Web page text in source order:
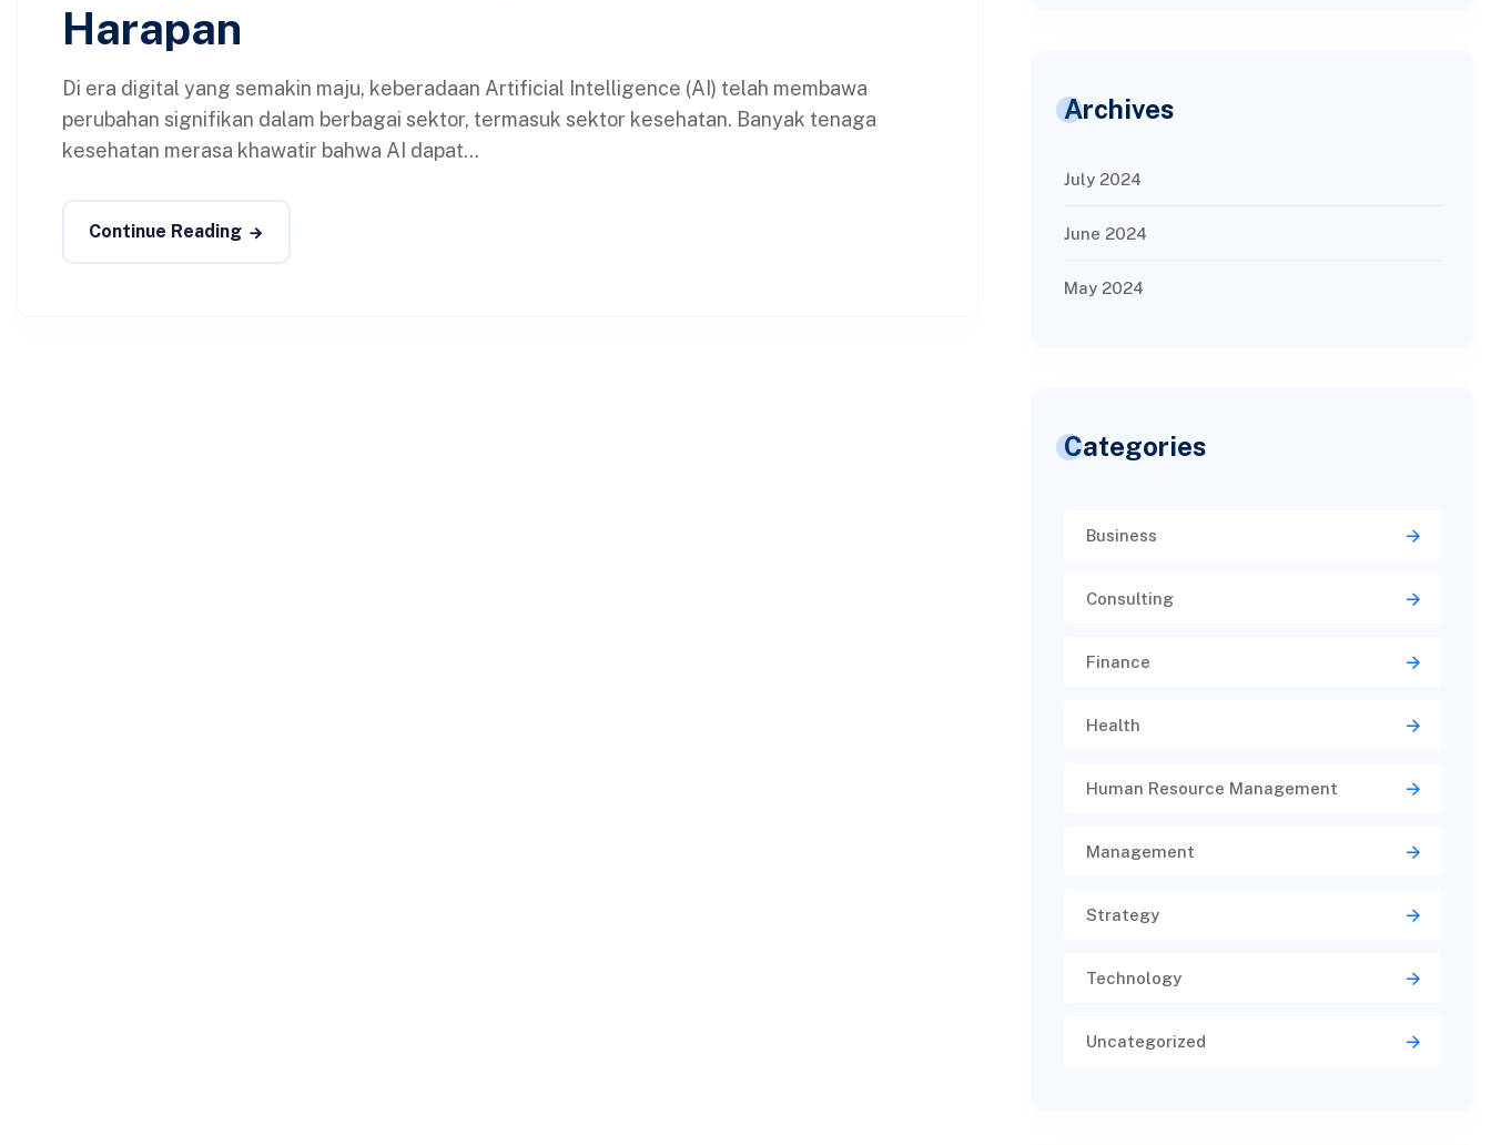
Harapan
Di era digital yang semakin maju, keberadaan Artificial Intelligence (AI) telah membawa
perubahan signifikan dalam berbagai sektor, termasuk sektor kesehatan. Banyak tenaga
kesehatan merasa khawatir bahwa AI dapat...
Continue Reading
Archives
July 2024
June 2024
May 2024
Categories
Business
Consulting
Finance
Health
Human Resource Management
Management
Strategy
Technology
Uncategorized